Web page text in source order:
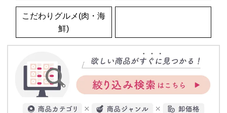
こだわりグルメ(肉・海
鮮)